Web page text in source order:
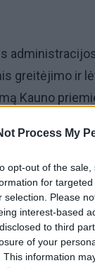
Process My
opt-out of the
for
selection. Please
interest-based
to third
of your
This information
greitėjimo ir
Kauno
Klaipėdos
T. Metelionis.
taip pat
ir Eigulių